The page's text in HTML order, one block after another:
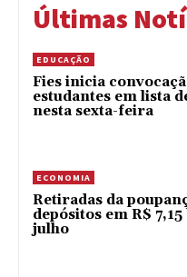
Últimas
EDUCAÇÃO
Fies inicia
estudantes em lista
nesta sexta-feira
ECONOMIA
Retiradas da
depósitos em R$
julho